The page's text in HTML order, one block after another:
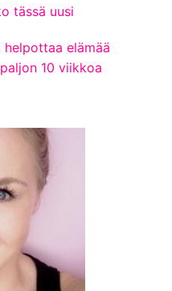
tässä uusi
elämää
10 viikkoa